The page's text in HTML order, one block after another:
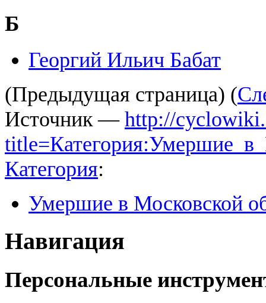
Б
Георгий Ильич Бабат
(Предыдущая страница) (
Источник — http://
Категория:
Умершие в Московской
Навигация
Персональные